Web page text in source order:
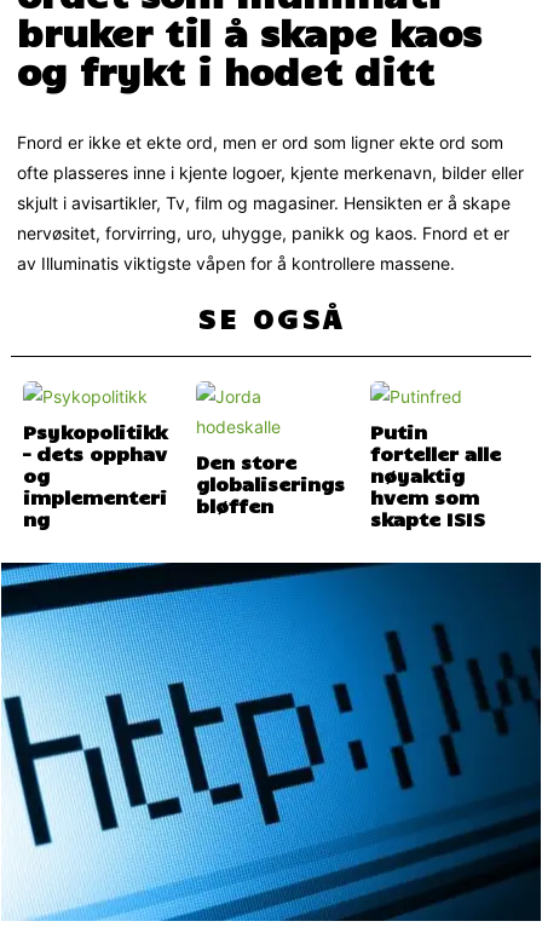
bruker til å skape kaos
og frykt i hodet ditt
Fnord er ikke et ekte ord, men er ord som ligner ekte ord som
ofte plasseres inne i kjente logoer, kjente merkenavn, bilder eller
skjult i avisartikler, Tv, film og magasiner. Hensikten er å skape
nervøsitet, forvirring, uro, uhygge, panikk og kaos. Fnord et er
av Illuminatis viktigste våpen for å kontrollere massene.
SE OGSÅ
Psykopolitikk
– dets opphav
og
implementeri
ng
Den store
globaliserings
bløffen
Putin
forteller alle
nøyaktig
hvem som
skapte ISIS